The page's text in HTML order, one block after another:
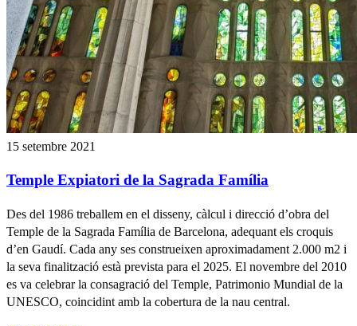
15 setembre 2021
Temple Expiatori de la Sagrada Família
Des del 1986 treballem en el disseny, càlcul i direcció d’obra del
Temple de la Sagrada Família de Barcelona, adequant els croquis
d’en Gaudí. Cada any ses construeixen aproximadament 2.000 m2 i
la seva finalització està prevista para el 2025. El novembre del 2010
es va celebrar la consagració del Temple, Patrimonio Mundial de la
UNESCO, coincidint amb la cobertura de la nau central.